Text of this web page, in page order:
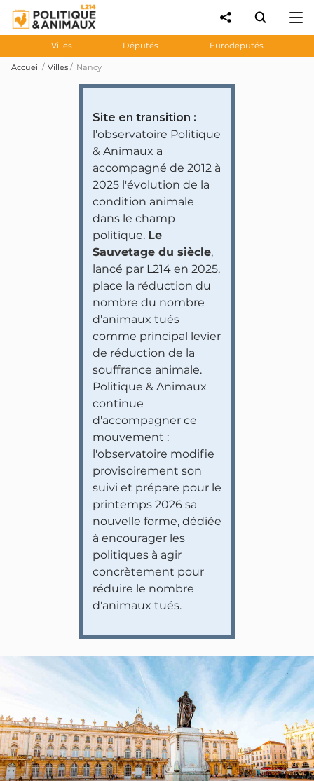
Villes Députés Eurodéputés
Accueil Villes Nancy
Site en transition :
l'observatoire Politique
& Animaux a
accompagné de 2012 à
2025 l'évolution de la
condition animale
dans le champ
politique. Le
Sauvetage du siècle,
lancé par L214 en 2025,
place la réduction du
nombre du nombre
d'animaux tués
comme principal levier
de réduction de la
souffrance animale.
Politique & Animaux
continue
d'accompagner ce
mouvement :
l'observatoire modifie
provisoirement son
suivi et prépare pour le
printemps 2026 sa
nouvelle forme, dédiée
à encourager les
politiques à agir
concrètement pour
réduire le nombre
d'animaux tués.